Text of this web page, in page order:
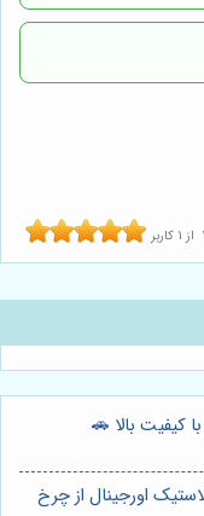
از 1 کاربر
کیفیت بالا 🚗
اورجینال از چرخ